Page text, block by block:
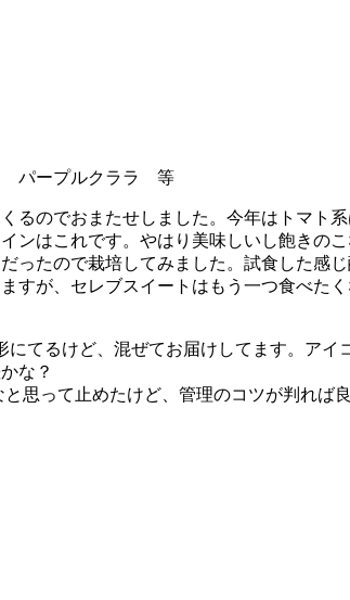
パープルクララ 等
るのでおまたせしました。今年はトマト
はこれです。やはり美味しいし飽きのこ
ったので栽培してみました。試食した感
が、セレブスイートはもう一つ食べたく
てるけど、混ぜてお届けしてます。ア
な？
思って止めたけど、管理のコツが判れば